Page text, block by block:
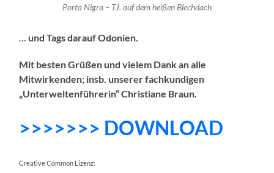
Porta Nigra – TJ. auf dem heißen Blechdach
… und Tags darauf Odonien.
Mit besten Grüßen und vielem Dank an alle
Mitwirkenden; insb. unserer fachkundigen
„Unterweltenführerin“ Christiane Braun.
>>>>>>> DOWNLOAD
Creative Common Lizenz: